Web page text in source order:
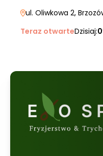
ul. Oliwkowa 2,
Teraz otwarteDzisiaj: